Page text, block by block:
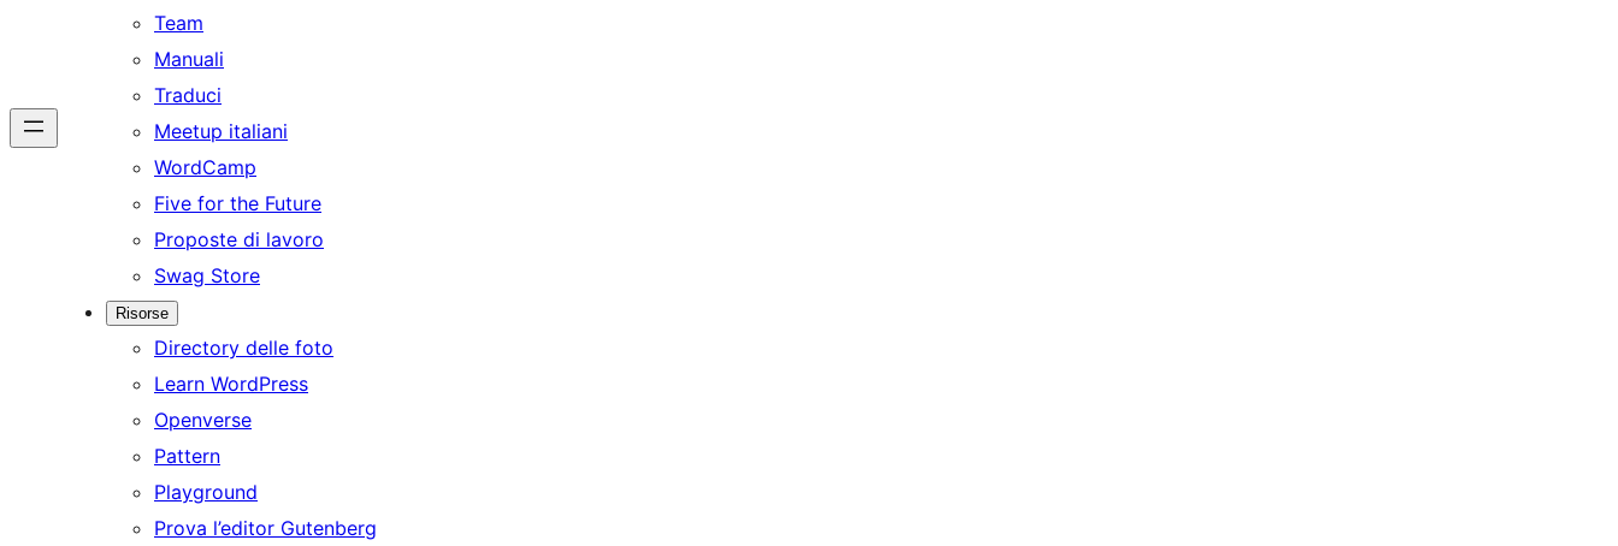
Team
Manuali
Traduci
Meetup italiani
WordCamp
Five for the Future
Proposte di lavoro
Swag Store
Risorse
Directory delle foto
Learn WordPress
Openverse
Pattern
Playground
Prova l’editor Gutenberg